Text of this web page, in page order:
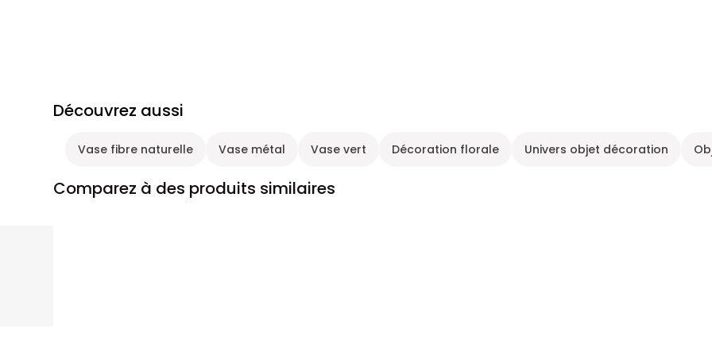
Découvrez aussi
Vase fibre naturelle Vase métal Vase vert Décoration florale Univers objet décoration
Comparez à des produits similaires